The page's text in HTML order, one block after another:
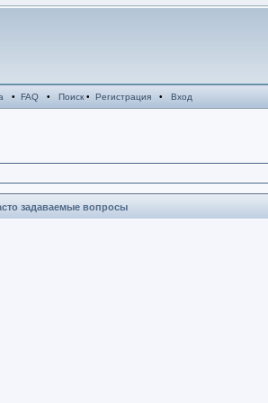
• FAQ• Поиск• Регистрация• Вход
задаваемые вопросы